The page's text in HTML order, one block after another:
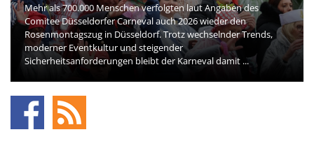
Mehr als 700.000 Menschen verfolgten laut Angaben des
Comitee Düsseldorfer Carneval auch 2026 wieder den
Rosenmontagszug in Düsseldorf. Trotz wechselnder Trends,
moderner Eventkultur und steigender
Sicherheitsanforderungen bleibt der Karneval damit ...